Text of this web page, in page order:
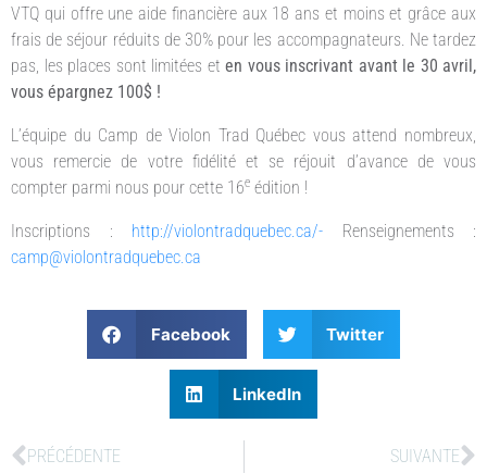
VTQ qui offre une aide financière aux 18 ans et moins et grâce aux
frais de séjour réduits de 30% pour les accompagnateurs. Ne tardez
pas, les places sont limitées et en vous inscrivant avant le 30 avril,
vous épargnez 100$ !
L’équipe du Camp de Violon Trad Québec vous attend nombreux,
vous remercie de votre fidélité et se réjouit d’avance de vous
compter parmi nous pour cette 16e édition !
Inscriptions : http://violontradquebec.ca/- Renseignements :
camp@violontradquebec.ca
Facebook Twitter
LinkedIn
PRÉCÉDENTE SUIVANTE